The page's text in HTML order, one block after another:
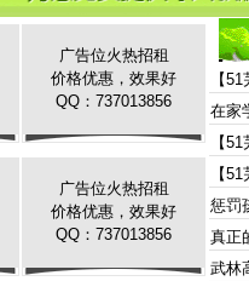
广告位火热招租
价格优惠，效果好
QQ：737013856
【
在家
【
【
惩罚
真正
武林
广告位火热招租
价格优惠，效果好
QQ：737013856